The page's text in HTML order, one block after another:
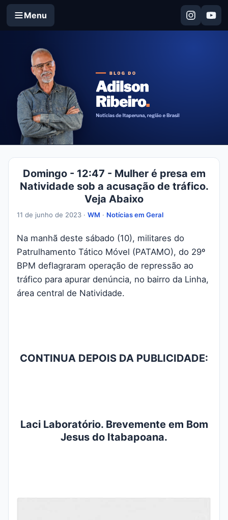
Menu
Domingo - 12:47 - Mulher é presa em
Natividade sob a acusação de tráfico.
Veja Abaixo
11 de junho de 2023 · WM · Notícias em Geral
Na manhã deste sábado (10), militares do
Patrulhamento Tático Móvel (PATAMO), do 29º
BPM deflagraram operação de repressão ao
tráfico para apurar denúncia, no bairro da Linha,
área central de Natividade.
CONTINUA DEPOIS DA PUBLICIDADE:
Laci Laboratório. Brevemente em Bom
Jesus do Itabapoana.